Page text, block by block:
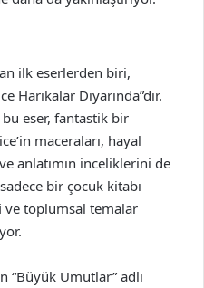
ilk eserlerden biri,
Harikalar Diyarında”dır.
bu eser, fantastik bir
maceraları, hayal
anlatımın inceliklerini de
bir çocuk kitabı
ve toplumsal temalar
“Büyük Umutlar” adlı